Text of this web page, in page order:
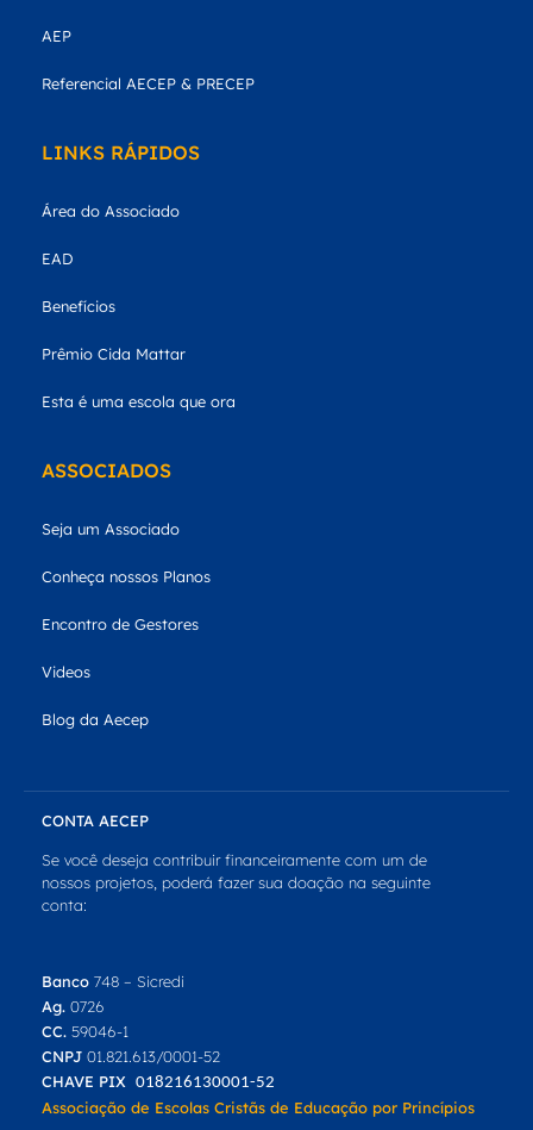
AEP
Referencial AECEP & PRECEP
LINKS RÁPIDOS
Área do Associado
EAD
Benefícios
Prêmio Cida Mattar
Esta é uma escola que ora
ASSOCIADOS
Seja um Associado
Conheça nossos Planos
Encontro de Gestores
Videos
Blog da Aecep
CONTA AECEP
Se você deseja contribuir financeiramente com um de
nossos projetos, poderá fazer sua doação na seguinte
conta:
Banco 748 – Sicredi
Ag. 0726
CC. 59046-1
CNPJ 01.821.613/0001-52
CHAVE PIX 018216130001-52
Associação de Escolas Cristãs de Educação por Princípios